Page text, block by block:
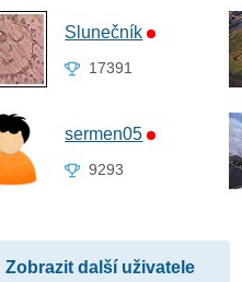
Slunečník
17391
sermen05
9293
Zobrazit další uživatele